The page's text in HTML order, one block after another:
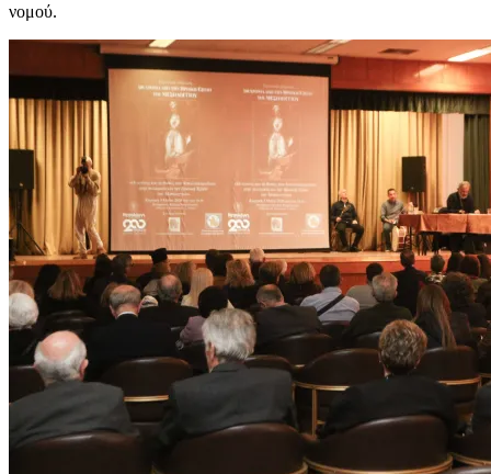
νομού.